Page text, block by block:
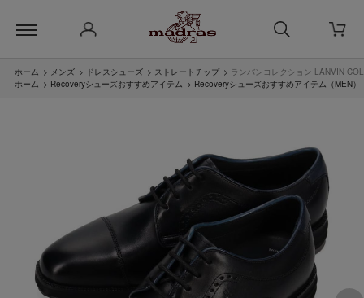
ホーム > メンズ > ドレスシューズ > ストレートチップ > ランバンコレクション LANVIN
ホーム > Recoveryシューズおすすめアイテム > Recoveryシューズおすすめアイテム（MEN）